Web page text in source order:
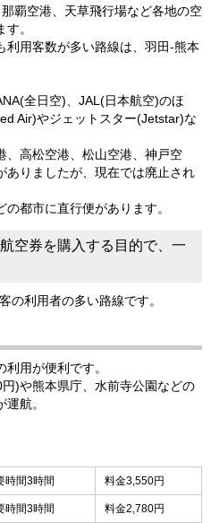
覇空港、天草飛行場など各地の空
。
利用客数が多い路線は、羽田-熊本
全日空)、JAL(日本航空)のほ
Air)やジェットスター(Jetstar)な
、高松空港、松山空港、神戸空
ありましたが、現在では廃止され
都市に直行便があります。
空券を購入する目的で、一
の利用者の多い路線です。
用が便利です。
)や熊本県庁、水前寺公園などの
航。
時間3時間 料金3,550円
時間3時間 料金2,780円